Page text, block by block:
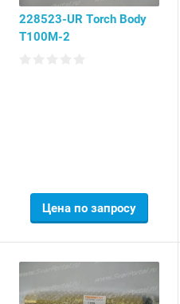
228523-UR Torch Body
T100M-2
Цена по запросу